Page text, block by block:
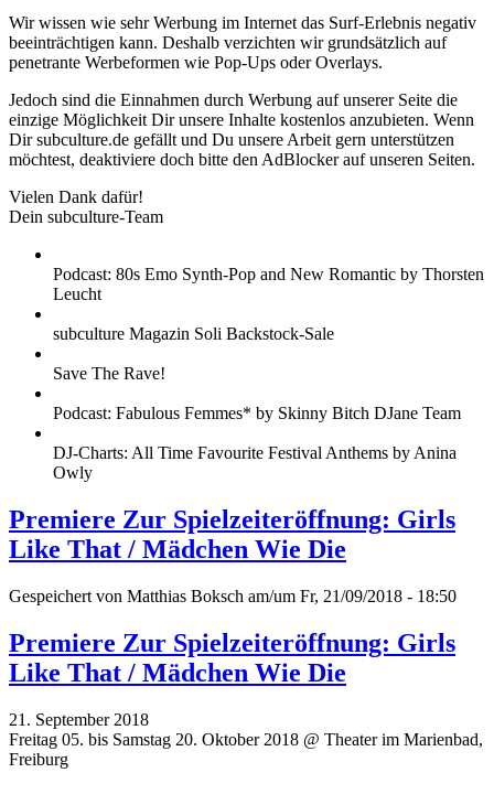
Wir wissen wie sehr Werbung im Internet das Surf-Erlebnis negativ
beeinträchtigen kann. Deshalb verzichten wir grundsätzlich auf
penetrante Werbeformen wie Pop-Ups oder Overlays.
Jedoch sind die Einnahmen durch Werbung auf unserer Seite die
einzige Möglichkeit Dir unsere Inhalte kostenlos anzubieten. Wenn
Dir subculture.de gefällt und Du unsere Arbeit gern unterstützen
möchtest, deaktiviere doch bitte den AdBlocker auf unseren Seiten.
Vielen Dank dafür!
Dein subculture-Team
Podcast: 80s Emo Synth-Pop and New Romantic by Thorsten
Leucht
subculture Magazin Soli Backstock-Sale
Save The Rave!
Podcast: Fabulous Femmes* by Skinny Bitch DJane Team
DJ-Charts: All Time Favourite Festival Anthems by Anina
Owly
Premiere Zur Spielzeiteröffnung: Girls
Like That / Mädchen Wie Die
Gespeichert von Matthias Boksch am/um Fr, 21/09/2018 - 18:50
Premiere Zur Spielzeiteröffnung: Girls
Like That / Mädchen Wie Die
21. September 2018
Freitag 05. bis Samstag 20. Oktober 2018 @ Theater im Marienbad,
Freiburg